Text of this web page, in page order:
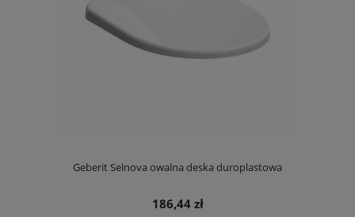
Geberit Selnova owalna deska duroplastowa
186,44 zł